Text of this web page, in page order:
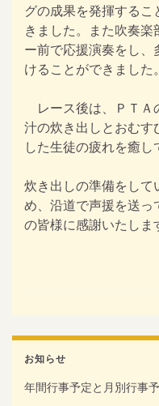
グの成果を発揮する
きました。また吹奏楽
ー前で応援演奏をし、
けることができました。
レース後は、ＰＴＡ
汁の炊き出しとおむす
した生徒の疲れを癒し
炊き出しの準備をして
め、沿道で声援を送っ
の皆様に感謝いたしま
お知らせ
年間行事予定と月別行事